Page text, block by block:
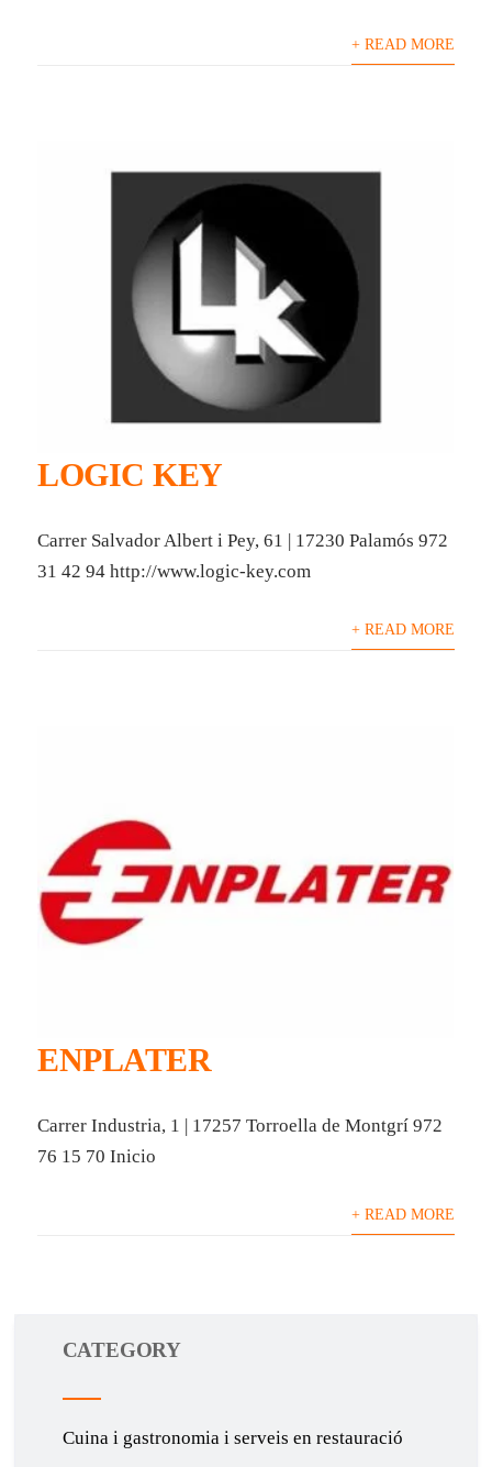
+ READ MORE
LOGIC KEY
Carrer Salvador Albert i Pey, 61 | 17230 Palamós 972
31 42 94 http://www.logic-key.com
+ READ MORE
ENPLATER
Carrer Industria, 1 | 17257 Torroella de Montgrí 972
76 15 70 Inicio
+ READ MORE
CATEGORY
Cuina i gastronomia i serveis en restauració